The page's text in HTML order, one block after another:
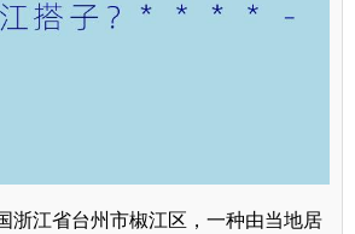
浙江省台州市椒江区，一种由当地居